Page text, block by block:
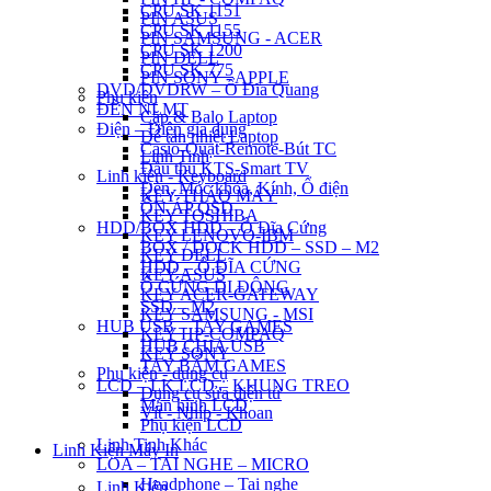
CPU SK 1151
CPU SK 1155
CPU SK 1200
CPU SK 775
DVD/DVDRW – Ổ Đĩa Quang
ĐÈN NLMT
Điện – Điện gia dụng
Casio-Quạt-Remote-Bút TC
Đầu thu KTS-Smart TV
Đèn, Móc khóa, Kính, Ổ điện
ỔN ÁP QSD
HDD/BOX HDD – Ổ Đĩa Cứng
BOX / DOCK HDD – SSD – M2
HDD – Ổ ĐĨA CỨNG
Ổ CỨNG DI ĐỘNG
SSD – M2
HUB USB – TAY GAMES
HUB CHIA USB
TAY BẤM GAMES
LCD – LK LCD – KHUNG TREO
Màn hình LCD
Phụ kiện LCD
Linh Tinh Khác
LOA – TAI NGHE – MICRO
Headphone – Tai nghe
PIN ASUS
PIN SAMSUNG - ACER
PIN DELL
PIN SONY - APPLE
Phụ kiện
Cặp & Balo Laptop
Đế tản nhiệt Laptop
Linh Tinh
Linh kiện - Keyboard
KEY THÁO MÁY
KEY TOSHIBA
KEY LENOVO-IBM
KEY DELL
KEY ASUS
KEY ACER-GATEWAY
KEY SAMSUNG - MSI
KEY HP-COMPAQ
KEY SONY
Phụ kiện - dụng cụ
Dụng cụ sửa điện tử
Vít - Nhíp - Khoan
Linh Kiện Máy In